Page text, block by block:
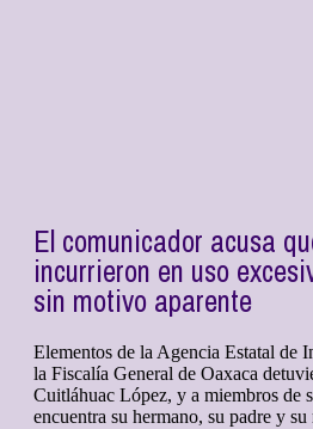
El comunicador acusa
incurrieron en uso
sin motivo aparente
Elementos de la Agencia Estatal de
la Fiscalía General de Oaxaca
Cuitláhuac López, y a miembros de
encuentra su hermano, su padre y su